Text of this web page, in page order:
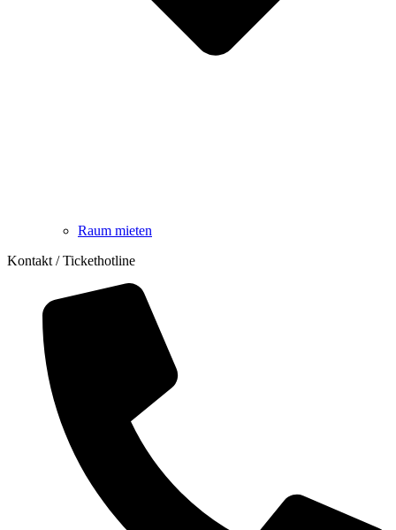
Raum mieten
Kontakt / Tickethotline